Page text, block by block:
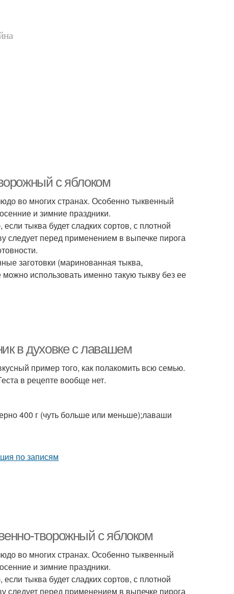
с яблоком
во многих странах. Особенно тыквенный
и зимние праздники.
тыква будет сладких сортов, с плотной
следует перед применением в выпечке пирога
заготовки (маринованная тыква,
использовать именно такую тыкву без ее
в духовке с лавашем
пример того, как полакомить всю семью.
в рецепте вообще нет.
400 г (чуть больше или меньше);лаваши
творожный с яблоком
во многих странах. Особенно тыквенный
и зимние праздники.
тыква будет сладких сортов, с плотной
следует перед применением в выпечке пирога